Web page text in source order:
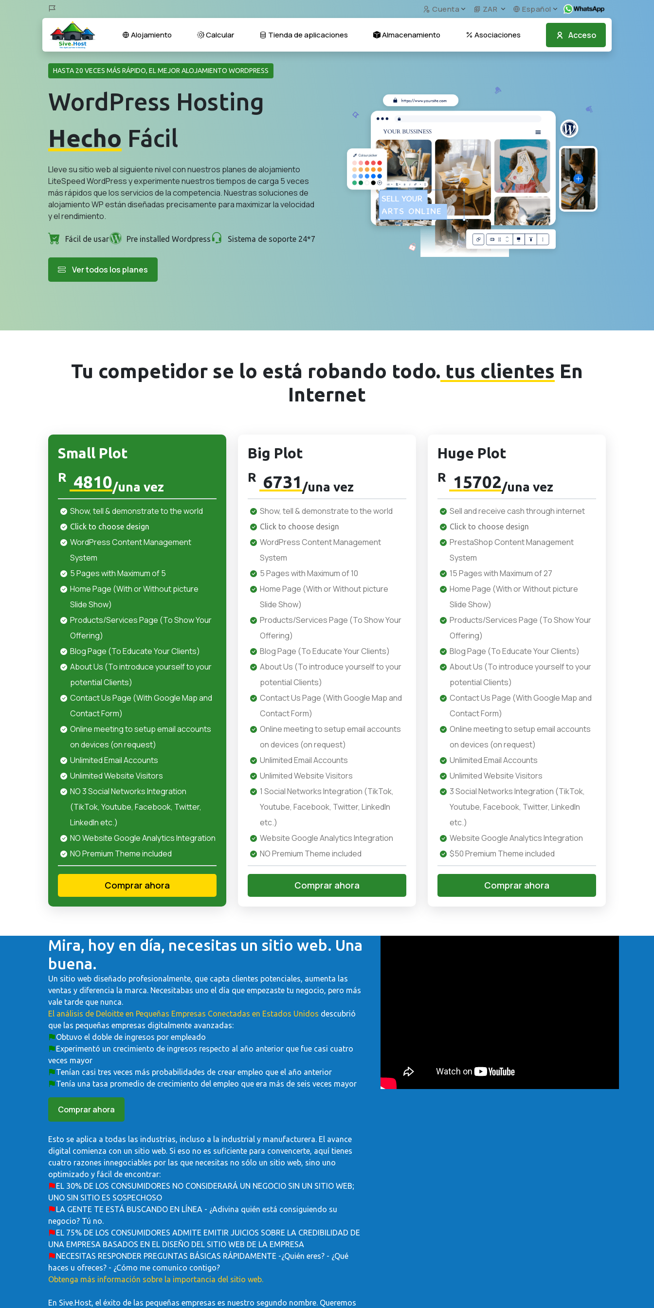
Cuenta ZAR Español
Acceso
Alojamiento Calcular Tienda de aplicaciones Almacenamiento Asociaciones
HASTA 20 VECES MÁS RÁPIDO, EL MEJOR ALOJAMIENTO WORDPRESS
WordPress Hosting
Hecho Fácil
Lleve su sitio web al siguiente nivel con nuestros planes de alojamiento
LiteSpeed ​​WordPress y experimente nuestros tiempos de carga 5 veces
más rápidos que los servicios de la competencia. Nuestras soluciones de
alojamiento WP están diseñadas precisamente para maximizar la velocidad
y el rendimiento.
Fácil de usar Pre installed Wordpress Sistema de soporte 24*7
Ver todos los planes
Tu competidor se lo está robando todo. tus clientes En
Internet
Small Plot
R 4810/una vez
Show, tell & demonstrate to the world
Click to choose design
WordPress Content Management
System
5 Pages with Maximum of 5
Home Page (With or Without picture
Slide Show)
Products/Services Page (To Show Your
Offering)
Blog Page (To Educate Your Clients)
About Us (To introduce yourself to your
potential Clients)
Contact Us Page (With Google Map and
Contact Form)
Online meeting to setup email accounts
on devices (on request)
Unlimited Email Accounts
Unlimited Website Visitors
NO 3 Social Networks Integration
(TikTok, Youtube, Facebook, Twitter,
LinkedIn etc.)
NO Website Google Analytics Integration
NO Premium Theme included
Comprar ahora
Big Plot
R 6731 /una vez
Show, tell & demonstrate to the world
Click to choose design
WordPress Content Management
System
5 Pages with Maximum of 10
Home Page (With or Without picture
Slide Show)
Products/Services Page (To Show Your
Offering)
Blog Page (To Educate Your Clients)
About Us (To introduce yourself to your
potential Clients)
Contact Us Page (With Google Map and
Contact Form)
Online meeting to setup email accounts
on devices (on request)
Unlimited Email Accounts
Unlimited Website Visitors
1 Social Networks Integration (TikTok,
Youtube, Facebook, Twitter, LinkedIn
etc.)
Website Google Analytics Integration
NO Premium Theme included
Comprar ahora
Huge Plot
R 15702/una vez
Sell and receive cash through internet
Click to choose design
PrestaShop Content Management
System
15 Pages with Maximum of 27
Home Page (With or Without picture
Slide Show)
Products/Services Page (To Show Your
Offering)
Blog Page (To Educate Your Clients)
About Us (To introduce yourself to your
potential Clients)
Contact Us Page (With Google Map and
Contact Form)
Online meeting to setup email accounts
on devices (on request)
Unlimited Email Accounts
Unlimited Website Visitors
3 Social Networks Integration (TikTok,
Youtube, Facebook, Twitter, LinkedIn
etc.)
Website Google Analytics Integration
$50 Premium Theme included
Comprar ahora
Mira, hoy en día, necesitas un sitio web. Una
buena.
Un sitio web diseñado profesionalmente, que capta clientes potenciales, aumenta las
ventas y diferencia la marca. Necesitabas uno el día que empezaste tu negocio, pero más
vale tarde que nunca.
El análisis de Deloitte en Pequeñas Empresas Conectadas en Estados Unidos descubrió
que las pequeñas empresas digitalmente avanzadas:
Obtuvo el doble de ingresos por empleado
Experimentó un crecimiento de ingresos respecto al año anterior que fue casi cuatro
veces mayor
Tenían casi tres veces más probabilidades de crear empleo que el año anterior
Tenía una tasa promedio de crecimiento del empleo que era más de seis veces mayor
Comprar ahora
Esto se aplica a todas las industrias, incluso a la industrial y manufacturera. El avance
digital comienza con un sitio web. Si eso no es suficiente para convencerte, aquí tienes
cuatro razones innegociables por las que necesitas no sólo un sitio web, sino uno
optimizado y fácil de encontrar:
EL 30% DE LOS CONSUMIDORES NO CONSIDERARÁ UN NEGOCIO SIN UN SITIO WEB;
UNO SIN SITIO ES SOSPECHOSO
LA GENTE TE ESTÁ BUSCANDO EN LÍNEA - ¿Adivina quién está consiguiendo su
negocio? Tú no.
EL 75% DE LOS CONSUMIDORES ADMITE EMITIR JUICIOS SOBRE LA CREDIBILIDAD DE
UNA EMPRESA BASADOS EN EL DISEÑO DEL SITIO WEB DE LA EMPRESA
NECESITAS RESPONDER PREGUNTAS BÁSICAS RÁPIDAMENTE -¿Quién eres? - ¿Qué
haces u ofreces? - ¿Cómo me comunico contigo?
Obtenga más información sobre la importancia del sitio web.
En Sive.Host, el éxito de las pequeñas empresas es nuestro segundo nombre. Queremos